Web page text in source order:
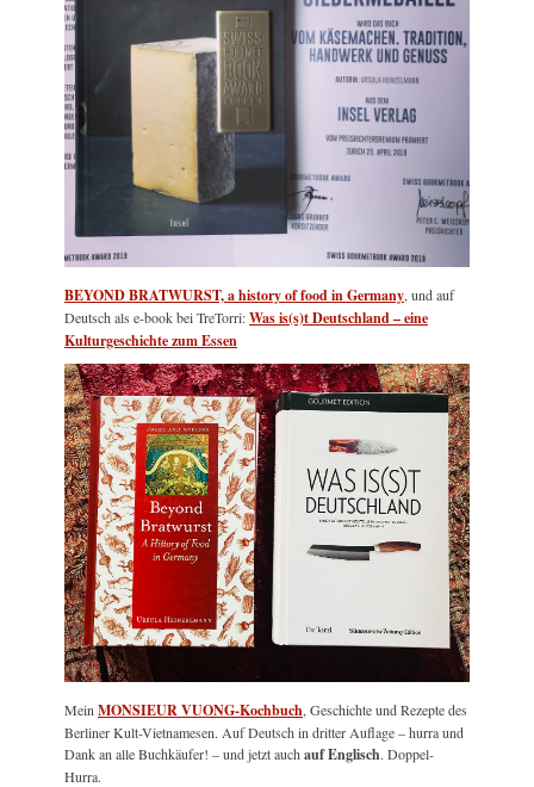
BEYOND BRATWURST, a history of food in Germany, und auf
Deutsch als e-book bei TreTorri:Was is(s)t Deutschland – eine
Kulturgeschichte zum Essen
MeinMONSIEUR VUONG-Kochbuch, Geschichte und Rezepte des
Berliner Kult-Vietnamesen. Auf Deutsch in dritter Auflage – hurra und
Dank an alle Buchkäufer! – und jetzt auchauf Englisch. Doppel-
Hurra.